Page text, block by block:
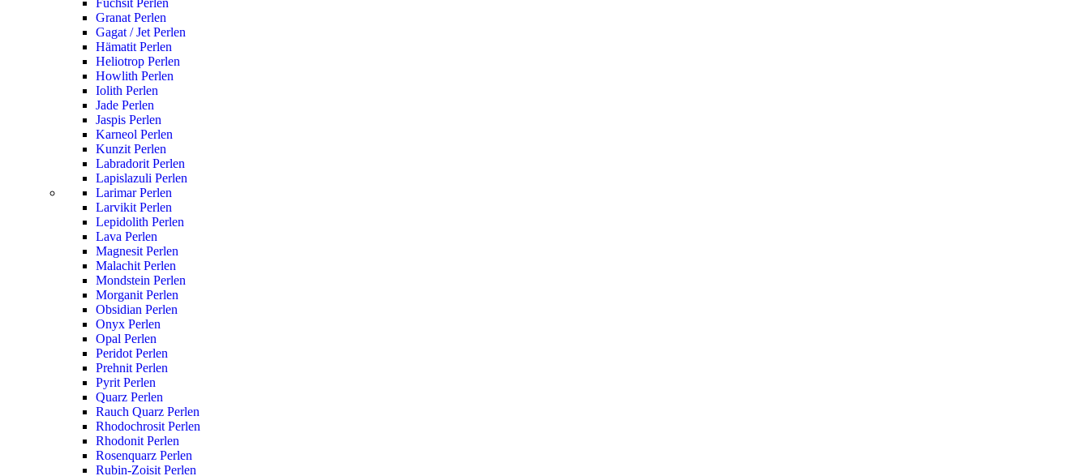
Fuchsit Perlen
Granat Perlen
Gagat / Jet Perlen
Hämatit Perlen
Heliotrop Perlen
Howlith Perlen
Iolith Perlen
Jade Perlen
Jaspis Perlen
Karneol Perlen
Kunzit Perlen
Labradorit Perlen
Lapislazuli Perlen
Larimar Perlen
Larvikit Perlen
Lepidolith Perlen
Lava Perlen
Magnesit Perlen
Malachit Perlen
Mondstein Perlen
Morganit Perlen
Obsidian Perlen
Onyx Perlen
Opal Perlen
Peridot Perlen
Prehnit Perlen
Pyrit Perlen
Quarz Perlen
Rauch Quarz Perlen
Rhodochrosit Perlen
Rhodonit Perlen
Rosenquarz Perlen
Rubin-Zoisit Perlen